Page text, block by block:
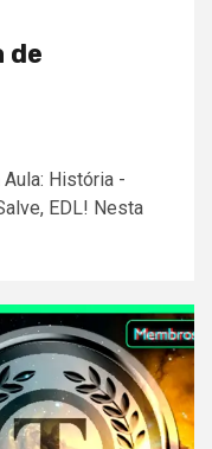
de
História -
EDL! Nesta